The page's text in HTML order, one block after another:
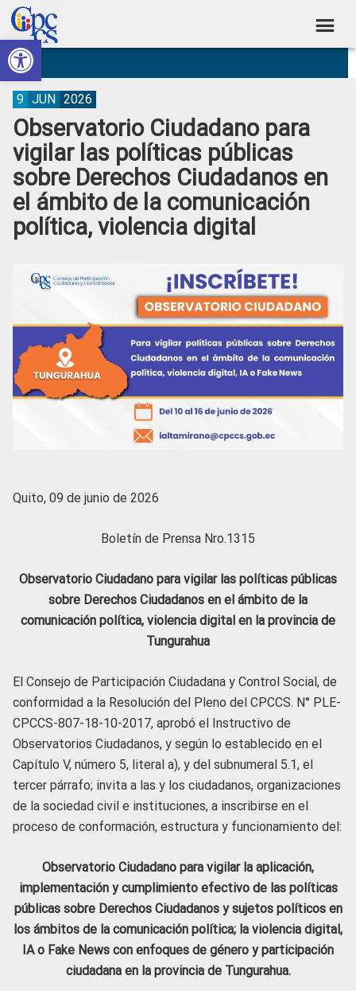
Abrir barra de herramientas
Skip
to
primary
navigation
Skip
to
main
content
Skip
to
primary
sidebar
Skip
to
footer
Consejo
de
Participación
Ciudadana
Control
Social
Construyendo
Poder
Ciudadano
Observatorio Ciudadano para
vigilar las políticas públicas
sobre Derechos Ciudadanos en
el ámbito de la comunicación
política, violencia digital
9 JUN 2026
Quito, 09 de junio de 2026
Boletín de Prensa Nro.1315
Observatorio Ciudadano para vigilar las políticas públicas
sobre Derechos Ciudadanos en el ámbito de la
comunicación política, violencia digital en la provincia de
Tungurahua
El Consejo de Participación Ciudadana y Control Social, de
conformidad a la Resolución del Pleno del CPCCS. N° PLE-
CPCCS-807-18-10-2017, aprobó el Instructivo de
Observatorios Ciudadanos, y según lo establecido en el
Capítulo V, número 5, literal a), y del subnumeral 5.1, el
tercer párrafo; invita a las y los ciudadanos, organizaciones
de la sociedad civil e instituciones, a inscribirse en el
proceso de conformación, estructura y funcionamiento del:
Observatorio Ciudadano para vigilar la aplicación,
implementación y cumplimiento efectivo de las políticas
públicas sobre Derechos Ciudadanos y sujetos políticos en
los ámbitos de la comunicación política; la violencia digital,
IA o Fake News con enfoques de género y participación
ciudadana en la provincia de Tungurahua.